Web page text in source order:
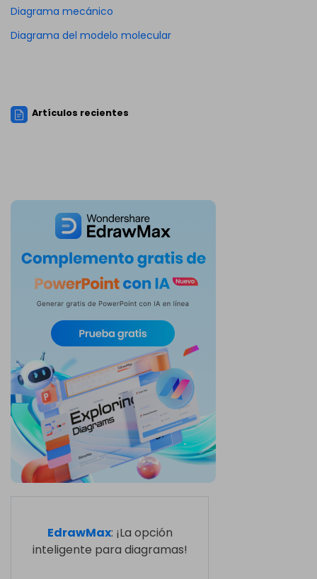
Diagrama mecánico
Diagrama del modelo molecular
Artículos recientes
EdrawMax: ¡La opción
inteligente para diagramas!